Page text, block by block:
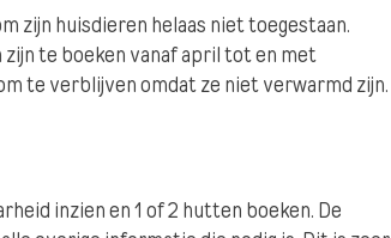
zijn huisdieren helaas niet toegestaan.
te boeken vanaf april tot en met
te verblijven omdat ze niet verwarmd zijn.
inzien en 1 of 2 hutten boeken. De